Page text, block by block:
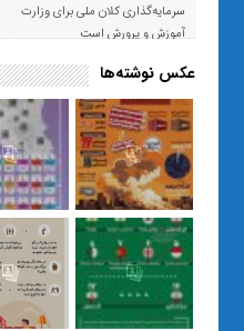
سرمایه‌گذاری کلان ملی برای وزارت
آموزش و پرورش است
عکس نوشته‌ها